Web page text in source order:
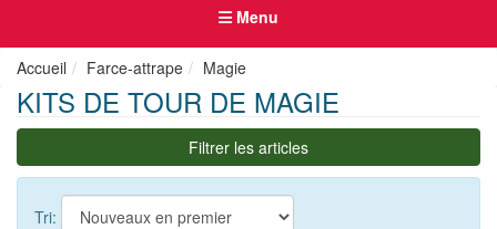
Menu
Accueil Farce-attrape Magie
KITS DE TOUR DE MAGIE
Filtrer les articles
Tri: